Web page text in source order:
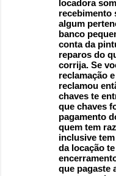
locadora
recebimento
algum
banco
conta da
reparos do
corrija. Se
reclamação
reclamou
chaves te
que chaves
pagamento
quem tem
inclusive
da locação
que pagaste